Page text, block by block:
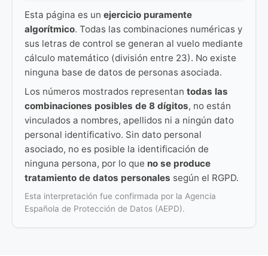
Esta página es un ejercicio puramente
algorítmico. Todas las combinaciones numéricas y
sus letras de control se generan al vuelo mediante
cálculo matemático (división entre 23). No existe
ninguna base de datos de personas asociada.
Los números mostrados representan todas las
combinaciones posibles de 8 dígitos, no están
vinculados a nombres, apellidos ni a ningún dato
personal identificativo. Sin dato personal
asociado, no es posible la identificación de
ninguna persona, por lo que no se produce
tratamiento de datos personales según el RGPD.
Esta interpretación fue confirmada por la Agencia
Española de Protección de Datos (AEPD).